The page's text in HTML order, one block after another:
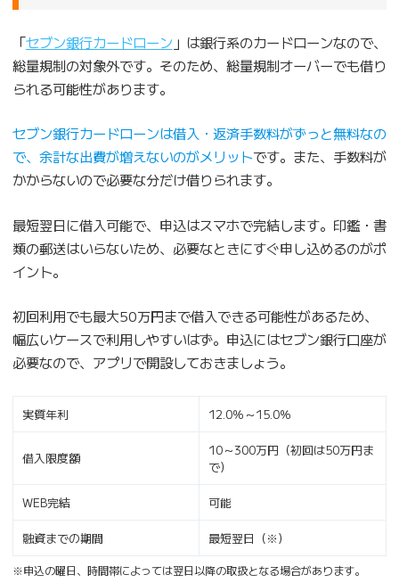
「セブン銀行カードローン 」は銀行系のカードローンなので、
総量規制の対象外です。そのため、総量規制オーバーでも借り
られる可能性があります。
セブン銀行カードローンは借入・返済手数料がずっと無料なの
で、余計な出費が増えないのがメリットです。また、手数料が
かからないので必要な分だけ借りられます。
最短翌日に借入可能で、申込はスマホで完結します。印鑑・書
類の郵送はいらないため、必要なときにすぐ申し込めるのがポ
イント。
初回利用でも最大50万円まで借入できる可能性があるため、
幅広いケースで利用しやすいはず。申込にはセブン銀行口座が
必要なので、アプリで開設しておきましょう。
実質年利 12.0％～15.0％
借入限度額
10～300万円（初回は50万円ま
で）
WEB完結 可能
融資までの期間 最短翌日（※）
※申込の曜日、時間帯によっては翌日以降の取扱となる場合があります。